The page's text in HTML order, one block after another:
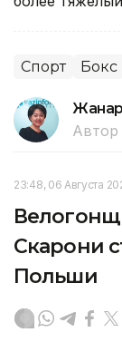
Спорт Бокс
Автор
23:48, 06 Августа
Скарони
Польши